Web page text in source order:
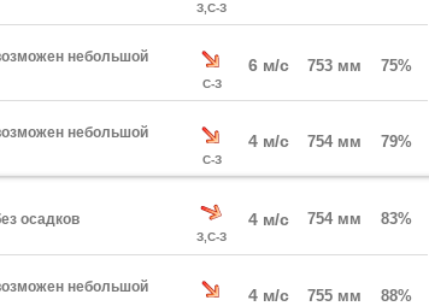
З,С-З
небольшой
С-З
6 м/с 753 мм 75%
небольшой
С-З
4 м/с 754 мм 79%
осадков
З,С-З
4 м/с 754 мм 83%
небольшой
4 м/с 755 мм 88%